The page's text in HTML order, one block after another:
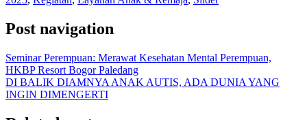
Post navigation
Seminar Perempuan: Merawat Kesehatan Mental Perempuan,
HKBP Resort Bogor Paledang
DI BALIK DIAMNYA ANAK AUTIS, ADA DUNIA YANG
INGIN DIMENGERTI